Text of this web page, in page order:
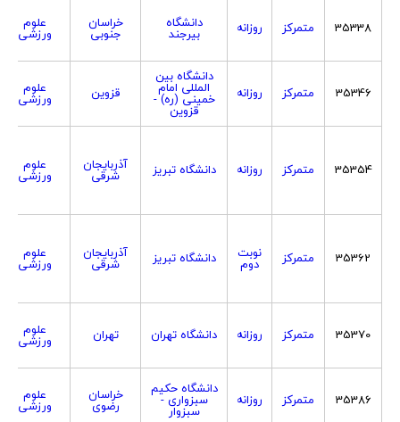
35338 متمرکز روزانه دانشگاه
بیرجند
خراسان
جنوبی
علوم
ورزشی
35346 متمرکز روزانه
دانشگاه بین
المللی امام
خمینی (ره) -
قزوین
قزوین علوم
ورزشی
35354 متمرکز روزانه دانشگاه تبریز آذربایجان
شرقی
علوم
ورزشی
35362 متمرکز نوبت
دوم دانشگاه تبریز آذربایجان
شرقی
علوم
ورزشی
35370 متمرکز روزانه دانشگاه تهران تهران علوم
ورزشی
35386 متمرکز روزانه
دانشگاه حکیم
سبزواری -
سبزوار
خراسان
رضوی
علوم
ورزشی